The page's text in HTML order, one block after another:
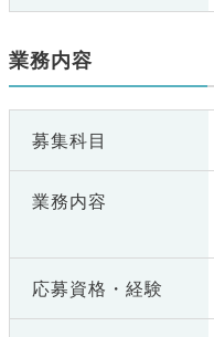
業務内容
募集科目
業務内容
応募資格・ 経験